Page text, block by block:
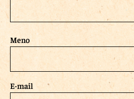
Meno
E-mail